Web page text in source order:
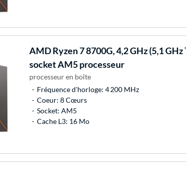
AMDRyzen 7 8700G, 4,2 GHz (5,1
socket AM5 processeur
processeur en boîte
Fréquence d'horloge: 4 200 MHz
Coeur: 8 Cœurs
Socket: AM5
Cache L3: 16 Mo